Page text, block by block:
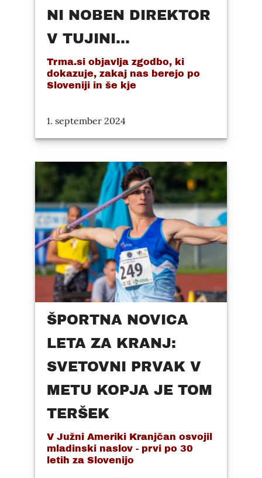
NI NOBEN DIREKTOR
V TUJINI...
Trma.si objavlja zgodbo, ki
dokazuje, zakaj nas berejo po
Sloveniji in še kje
1. september 2024
ŠPORTNA NOVICA
LETA ZA KRANJ:
SVETOVNI PRVAK V
METU KOPJA JE TOM
TERŠEK
V Južni Ameriki Kranjčan osvojil
mladinski naslov - prvi po 30
letih za Slovenijo